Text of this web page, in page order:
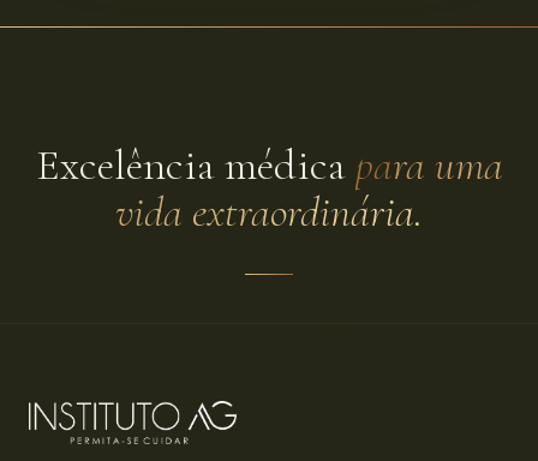
Excelência médica para uma
vida extraordinária.